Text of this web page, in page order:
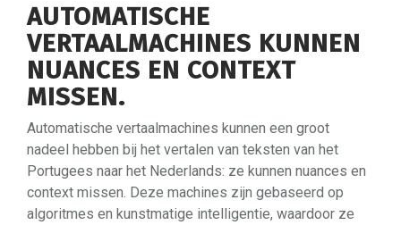
AUTOMATISCHE
VERTAALMACHINES KUNNEN
NUANCES EN CONTEXT
MISSEN.
Automatische vertaalmachines kunnen een groot
nadeel hebben bij het vertalen van teksten van het
Portugees naar het Nederlands: ze kunnen nuances en
context missen. Deze machines zijn gebaseerd op
algoritmes en kunstmatige intelligentie, waardoor ze